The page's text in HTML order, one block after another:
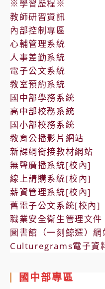
※學習歷程※
教師研習資訊
內部控制專區
心輔管理系統
人事差勤系統
電子公文系統
教室預約系統
國中部學務系統
高中部校務系統
國小部校務系統
教育公播影片網站
新課綱銜接教材網站
無聲廣播系統[校內]
線上請購系統[校內]
薪資管理系統[校內]
舊電子公文系統[校內]
職業安全衛生管理文件
圖書館（一刻鯨選）網
Culturegrams電子資
國中部專區